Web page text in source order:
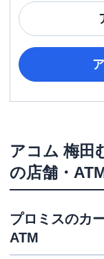
アコム 梅田
の店舗・
プロミスのカ
ATM